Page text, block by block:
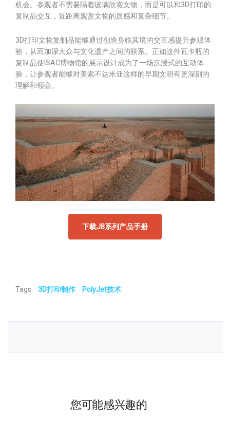
机会。参观者不需要隔着玻璃欣赏文物，而是可以和3D打印的
复制品交互，近距离观赏文物的质感和复杂细节。
3D打印文物复制品能够通过创造身临其境的交互感提升参观体
验，从而加深大众与文化遗产之间的联系。正如这件瓦卡瓶的
复制品使ISAC博物馆的展示设计成为了一场沉浸式的互动体
验，让参观者能够对美索不达米亚这样的早期文明有更深刻的
理解和领会。
下载J8系列产品手册
Tags: 3D打印制作 PolyJet技术
您可能感兴趣的